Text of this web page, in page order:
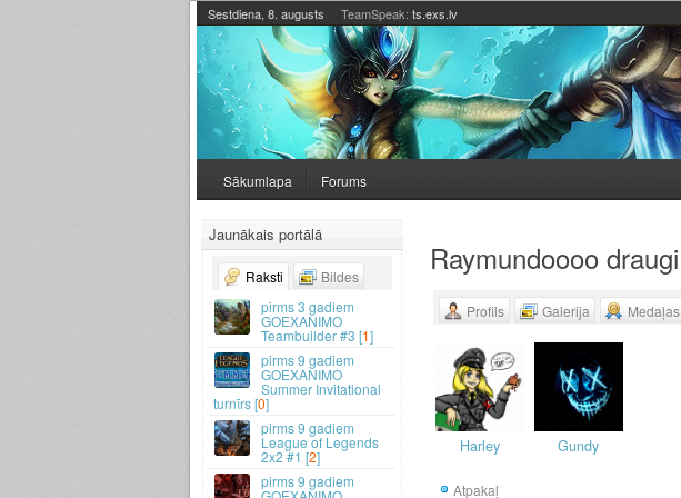
Sestdiena, 8. augusts TeamSpeak: ts.exs.lv
Sākumlapa Forums
Raymundoooo draugi
Profils Galerija Medaļas
Harley Gundy
Atpakaļ
Jaunākais portālā
Raksti
Bildes
3 gadiem
GOEXANIMO
Teambuilder #3 [1]
9 gadiem
GOEXANIMO
Summer Invitational
turnīrs [0]
9 gadiem
League of Legends
2x2 #1 [2]
9 gadiem